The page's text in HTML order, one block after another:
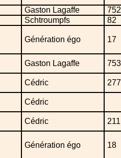
Gaston Lagaffe
752
Schtroumpfs 82
Génération égo 17
Gaston Lagaffe
753
Cédric
277
Cédric
Cédric 211
Génération égo 18